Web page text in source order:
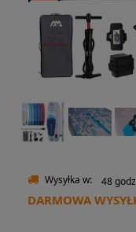
Wysyłka w: 48
DARMOWA